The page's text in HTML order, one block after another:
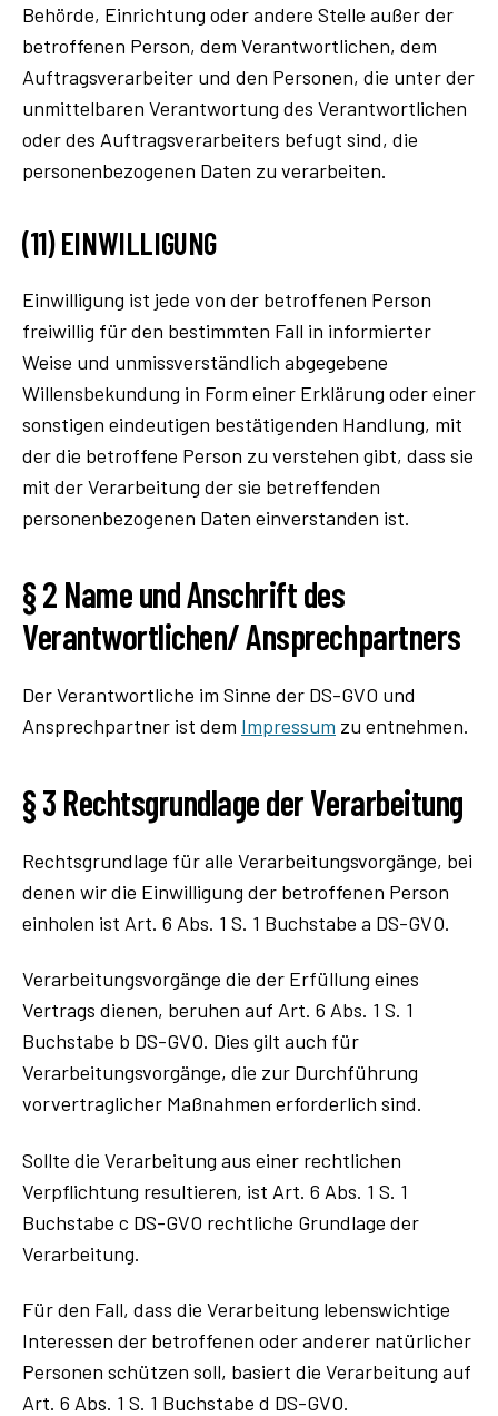
Behörde, Einrichtung oder andere Stelle außer der
betroffenen Person, dem Verantwortlichen, dem
Auftragsverarbeiter und den Personen, die unter der
unmittelbaren Verantwortung des Verantwortlichen
oder des Auftragsverarbeiters befugt sind, die
personenbezogenen Daten zu verarbeiten.
(11) EINWILLIGUNG
Einwilligung ist jede von der betroffenen Person
freiwillig für den bestimmten Fall in informierter
Weise und unmissverständlich abgegebene
Willensbekundung in Form einer Erklärung oder einer
sonstigen eindeutigen bestätigenden Handlung, mit
der die betroffene Person zu verstehen gibt, dass sie
mit der Verarbeitung der sie betreffenden
personenbezogenen Daten einverstanden ist.
§ 2 Name und Anschrift des
Verantwortlichen/ Ansprechpartners
Der Verantwortliche im Sinne der DS-GVO und
Ansprechpartner ist dem Impressum zu entnehmen.
§ 3 Rechtsgrundlage der Verarbeitung
Rechtsgrundlage für alle Verarbeitungsvorgänge, bei
denen wir die Einwilligung der betroffenen Person
einholen ist Art. 6 Abs. 1 S. 1 Buchstabe a DS-GVO.
Verarbeitungsvorgänge die der Erfüllung eines
Vertrags dienen, beruhen auf Art. 6 Abs. 1 S. 1
Buchstabe b DS-GVO. Dies gilt auch für
Verarbeitungsvorgänge, die zur Durchführung
vorvertraglicher Maßnahmen erforderlich sind.
Sollte die Verarbeitung aus einer rechtlichen
Verpflichtung resultieren, ist Art. 6 Abs. 1 S. 1
Buchstabe c DS-GVO rechtliche Grundlage der
Verarbeitung.
Für den Fall, dass die Verarbeitung lebenswichtige
Interessen der betroffenen oder anderer natürlicher
Personen schützen soll, basiert die Verarbeitung auf
Art. 6 Abs. 1 S. 1 Buchstabe d DS-GVO.